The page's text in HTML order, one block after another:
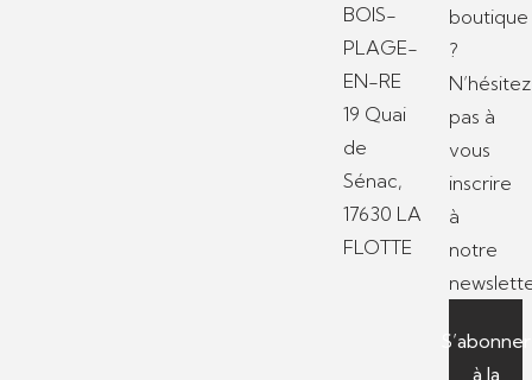
BOIS-
PLAGE-
EN-RE
19 Quai
de
Sénac,
17630 LA
FLOTTE
boutique
?
N’hésitez
pas à
vous
inscrire
à
notre
S’abonner
à la